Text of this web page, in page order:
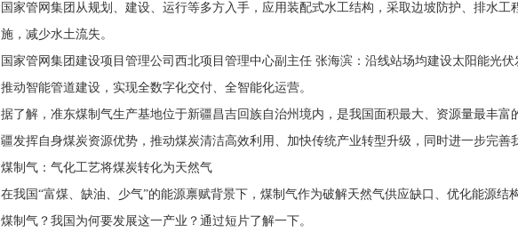
国家管网集团从规划、建设、运行等多方入手，应用装配式水工结构，采取边坡防护、排水
施，减少水土流失。
国家管网集团建设项目管理公司西北项目管理中心副主任 张海滨：沿线站场均建设太阳能光
推动智能管道建设，实现全数字化交付、全智能化运营。
据了解，准东煤制气生产基地位于新疆昌吉回族自治州境内，是我国面积最大、资源量最丰
疆发挥自身煤炭资源优势，推动煤炭清洁高效利用、加快传统产业转型升级，同时进一步完善
煤制气：气化工艺将煤炭转化为天然气
在我国“富煤、缺油、少气”的能源禀赋背景下，煤制气作为破解天然气供应缺口、优化能源
煤制气？我国为何要发展这一产业？通过短片了解一下。